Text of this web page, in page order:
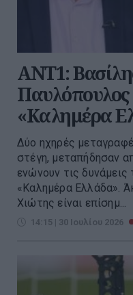
ΑΝΤ1:
Παυλόπουλος
«Καλημέρα
Δύο ηχηρές
στέγη, μεταπήδησαν
ενώνουν τις
«Καλημέρα Ελλάδα».
Χιώτης είναι επίσημ...
14:15 | 30 Ιουλίου 2026